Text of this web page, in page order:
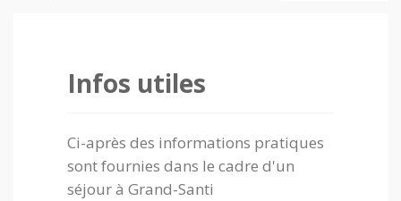
Infos utiles
Ci-après des informations pratiques
sont fournies dans le cadre d'un
séjour à Grand-Santi